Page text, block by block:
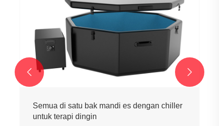
mandi es dengan chiller
Semua dalam satu
 